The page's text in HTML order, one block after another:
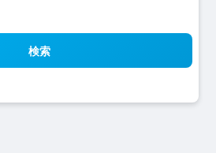
検索